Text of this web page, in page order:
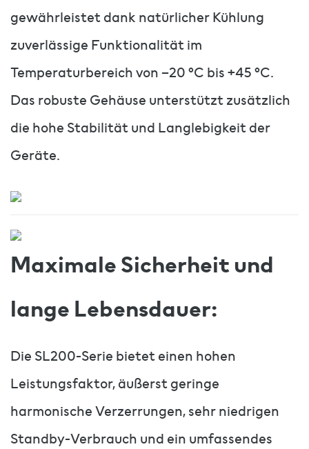
gewährleistet dank natürlicher Kühlung
zuverlässige Funktionalität im
Temperaturbereich von –20 °C bis +45 °C.
Das robuste Gehäuse unterstützt zusätzlich
die hohe Stabilität und Langlebigkeit der
Geräte.
Maximale Sicherheit und
lange Lebensdauer:
Die SL200-Serie bietet einen hohen
Leistungsfaktor, äußerst geringe
harmonische Verzerrungen, sehr niedrigen
Standby-Verbrauch und ein umfassendes